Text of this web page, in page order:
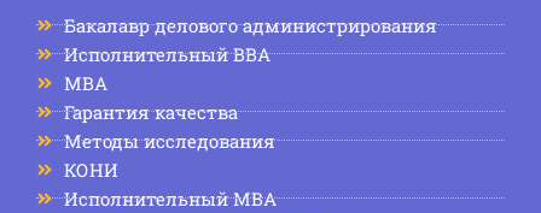
Бакалавр делового администрирования
Исполнительный BBA
МВА
Гарантия качества
Методы исследования
КОНИ
Исполнительный MBA